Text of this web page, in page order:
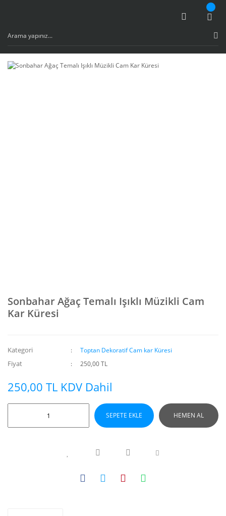
Sonbahar Ağaç Temalı Işıklı Müzikli Cam
Kar Küresi
Kategori Toptan Dekoratif Cam kar Küresi
Fiyat 250,00 TL
250,00 TL KDV Dahil
SEPETE EKLE HEMEN AL